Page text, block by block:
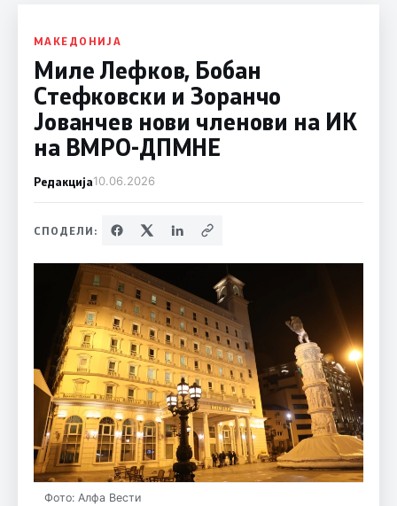
МАКЕДОНИЈА
Миле Лефков, Бобан
Стефковски и Зоранчо
Јованчев нови членови на ИК
на ВМРО-ДПМНЕ
Редакција10.06.2026
СПОДЕЛИ:
Фото: Алфа Вести